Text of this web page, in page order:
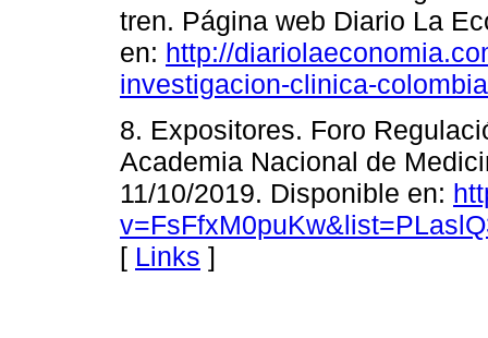
tren. Página web Diario La
en: http://
investigacion-clinica-
8. Expositores. Foro
Academia Nacional de
11/10/2019. Disponible en:
[ Links ]